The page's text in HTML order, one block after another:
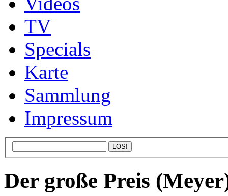
TV
Specials
Karte
Sammlung
Impressum
Der große Preis